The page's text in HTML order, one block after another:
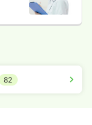
82